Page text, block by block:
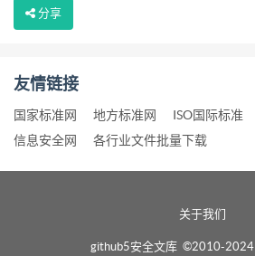
分享
友情链接
国家标准网 地方标准网 ISO国际标准
信息安全网
各行业文件批量下载
关于我们
github5安全文库 ©2010-2024